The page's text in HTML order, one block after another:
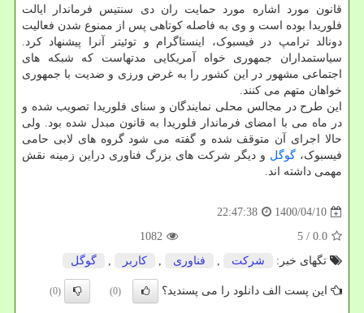
قانون مورد اشاره مورد حمایت ران دی سنتیس فرماندار ایالت
فلوریدا بوده است و وی به فاصله کوتاهی پس از ممنوع شدن فعالیت
دونالد ترامپ در فیسبوک، اینستاگرام و توئیتر آنرا پیشنهاد کرد.
سیاستمداران جمهوری خواه آمریکایی مدتهاست که شبکه های
اجتماعی مشهور در این کشور را به غرض ورزی و ضدیت با جمهوری
خواهان متهم می کنند.
این طرح در مجالس محلی نمایندگان و سنای فلوریدا تصویب شده و
در ماه می با امضای فرماندار فلوریدا به قانون مبدل شده بود. ولی
حالا اجرای آن متوقف شده و گفته می شود گروه های لابی حامی
فیسبوک، گوگل و دیگر شرکت های بزرگ فناوری دراین زمینه نقش
مهمی داشته اند.
1400/04/10
22:47:38
0.0
/ 5
1082
تگهای خبر:
شركت , فناوری , كاربر , گوگل
این پست الف دانلود را می پسندید؟ (0)
(0)